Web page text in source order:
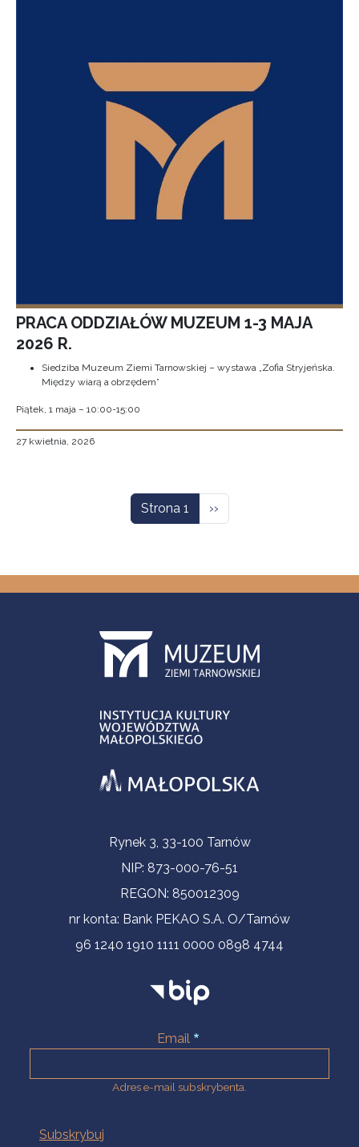
PRACA ODDZIAŁÓW MUZEUM 1-3 MAJA
2026 R.
Siedziba Muzeum Ziemi Tarnowskiej – wystawa „Zofia Stryjeńska.
Między wiarą a obrzędem”
Piątek, 1 maja – 10:00-15:00
27 kwietnia, 2026
Strona 1 Następna strona
››
Informacje kontaktoweRynek 3, 33-100 Tarnów
NIP: 873-000-76-51
REGON: 850012309
nr konta: Bank PEKAO S.A. O/Tarnów
96 1240 1910 1111 0000 0898 4744
Email
Adres e-mail subskrybenta.